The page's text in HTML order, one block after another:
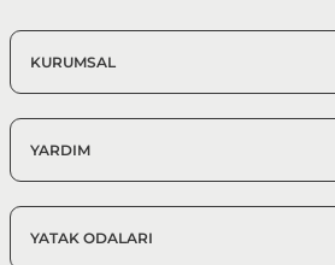
KURUMSAL
YARDIM
YATAK ODALARI